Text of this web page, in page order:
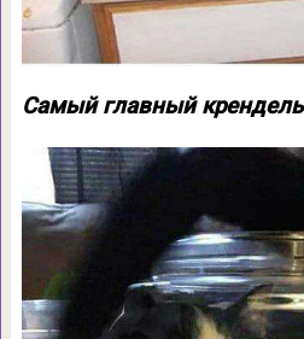
Самый главный крендель